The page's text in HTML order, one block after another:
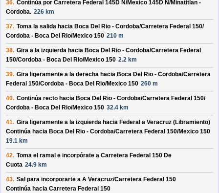
36. Continúa por Carretera Federal 145D N/Mexico 145D N/Minatitlan -
Cordoba. 226 km
37. Toma la salida hacia Boca Del Rio - Cordoba/Carretera Federal 150/
Cordoba - Boca Del Rio/Mexico 150 210 m
38. Gira a la izquierda hacia Boca Del Rio - Cordoba/Carretera Federal
150/Cordoba - Boca Del Rio/Mexico 150 2.2 km
39. Gira ligeramente a la derecha hacia Boca Del Rio - Cordoba/Carretera
Federal 150/Cordoba - Boca Del Rio/Mexico 150 260 m
40. Continúa recto hacia Boca Del Rio - Cordoba/Carretera Federal 150/
Cordoba - Boca Del Rio/Mexico 150 32.4 km
41. Gira ligeramente a la izquierda hacia Federal a Veracruz (Libramiento)
Continúa hacia Boca Del Rio - Cordoba/Carretera Federal 150/Mexico 150
19.1 km
42. Toma el ramal e incorpórate a Carretera Federal 150 De
Cuota 24.9 km
43. Sal para incorporarte a A Veracruz/Carretera Federal 150
Continúa hacia Carretera Federal 150